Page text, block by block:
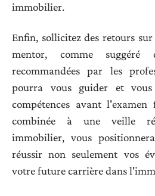
immobilier.
Enfin, sollicitez des retours
mentor, comme suggéré
recommandées par les
pourra vous guider et
compétences avant l'examen
combinée à une veille
immobilier, vous
réussir non seulement vos
votre future carrière dans